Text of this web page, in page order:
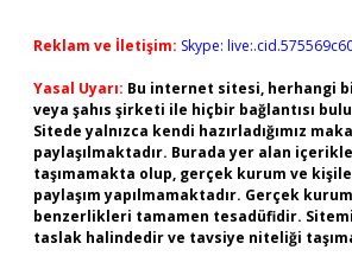
Reklam ve İletişim: Skype:
Yasal Uyarı: Bu internet sitesi, herhangi
veya şahıs şirketi ile hiçbir bağlantısı
Sitede yalnızca kendi hazırladığımız
paylaşılmaktadır. Burada yer alan
taşımamakta olup, gerçek kurum ve
paylaşım yapılmamaktadır. Gerçek
benzerlikleri tamamen tesadüfidir.
taslak halindedir ve tavsiye niteliği